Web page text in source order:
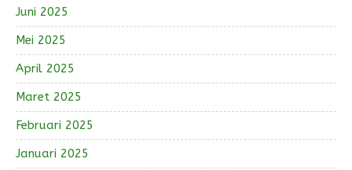
Juni 2025
Mei 2025
April 2025
Maret 2025
Februari 2025
Januari 2025